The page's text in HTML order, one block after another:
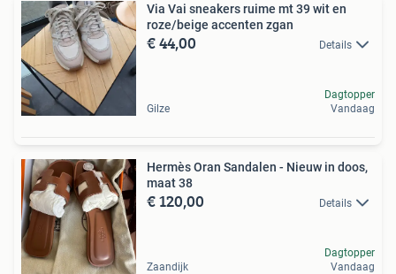
Via Vai sneakers ruime mt 39 wit en
roze/beige accenten zgan
€ 44,00 Details
Gilze
Dagtopper
Vandaag
Hermès Oran Sandalen - Nieuw in doos,
maat 38
€ 120,00 Details
Zaandijk
Dagtopper
Vandaag